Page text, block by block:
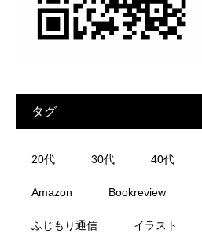
タグ
20代 30代 40代
Amazon Bookreview
ふじもり通信 イラスト